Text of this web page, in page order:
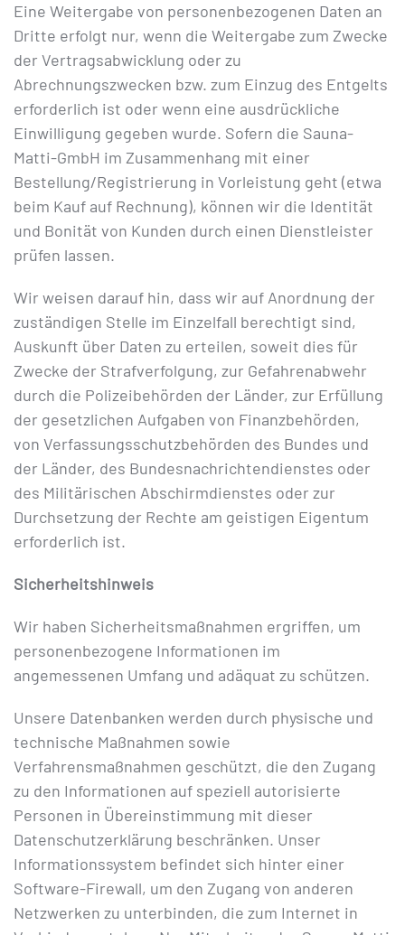
Eine Weitergabe von personenbezogenen Daten an
Dritte erfolgt nur, wenn die Weitergabe zum Zwecke
der Vertragsabwicklung oder zu
Abrechnungszwecken bzw. zum Einzug des Entgelts
erforderlich ist oder wenn eine ausdrückliche
Einwilligung gegeben wurde. Sofern die Sauna-
Matti-GmbH im Zusammenhang mit einer
Bestellung/Registrierung in Vorleistung geht (etwa
beim Kauf auf Rechnung), können wir die Identität
und Bonität von Kunden durch einen Dienstleister
prüfen lassen.
Wir weisen darauf hin, dass wir auf Anordnung der
zuständigen Stelle im Einzelfall berechtigt sind,
Auskunft über Daten zu erteilen, soweit dies für
Zwecke der Strafverfolgung, zur Gefahrenabwehr
durch die Polizeibehörden der Länder, zur Erfüllung
der gesetzlichen Aufgaben von Finanzbehörden,
von Verfassungsschutzbehörden des Bundes und
der Länder, des Bundesnachrichtendienstes oder
des Militärischen Abschirmdienstes oder zur
Durchsetzung der Rechte am geistigen Eigentum
erforderlich ist.
Sicherheitshinweis
Wir haben Sicherheitsmaßnahmen ergriffen, um
personenbezogene Informationen im
angemessenen Umfang und adäquat zu schützen.
Unsere Datenbanken werden durch physische und
technische Maßnahmen sowie
Verfahrensmaßnahmen geschützt, die den Zugang
zu den Informationen auf speziell autorisierte
Personen in Übereinstimmung mit dieser
Datenschutzerklärung beschränken. Unser
Informationssystem befindet sich hinter einer
Software-Firewall, um den Zugang von anderen
Netzwerken zu unterbinden, die zum Internet in